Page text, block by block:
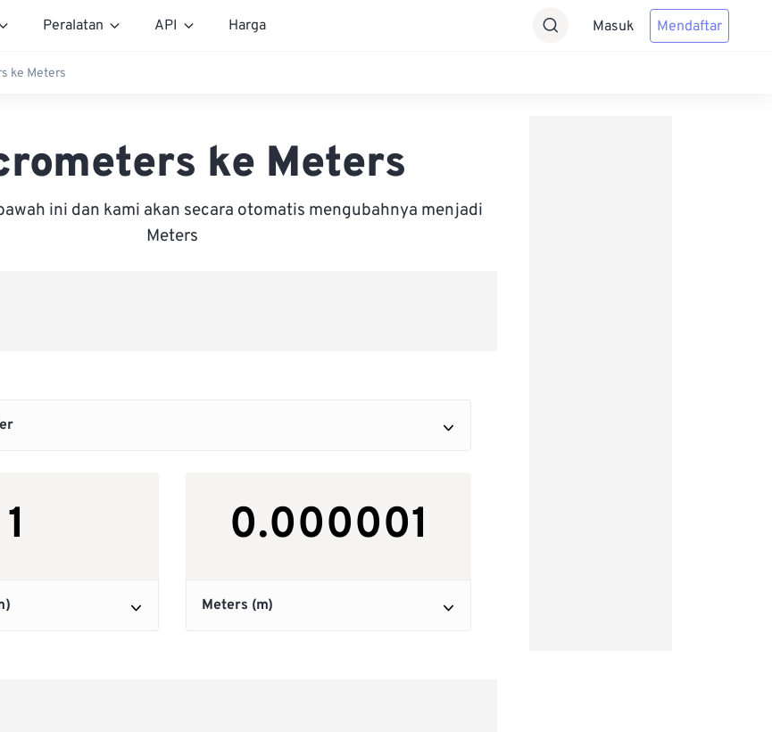
Peralatan API Harga Masuk Mendaftar
ke Meters
ke Meters
ini dan kami akan secara otomatis mengubahnya menjadi
Meters